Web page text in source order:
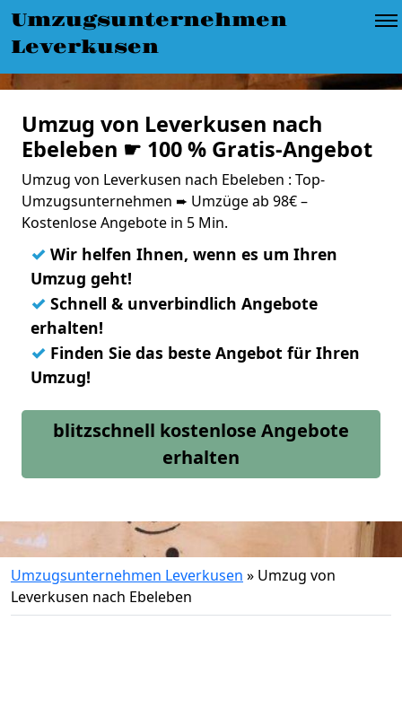
Umzugsunternehmen
Leverkusen
Umzug von Leverkusen nach
Ebeleben ☛ 100 % Gratis-Angebot
Umzug von Leverkusen nach Ebeleben : Top-
Umzugsunternehmen ➨ Umzüge ab 98€ –
Kostenlose Angebote in 5 Min.
✓ Wir helfen Ihnen, wenn es um Ihren
Umzug geht!
✓ Schnell & unverbindlich Angebote
erhalten!
✓ Finden Sie das beste Angebot für Ihren
Umzug!
blitzschnell kostenlose Angebote
erhalten
Umzugsunternehmen Leverkusen » Umzug von
Leverkusen nach Ebeleben